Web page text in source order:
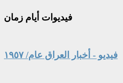
فيديوات أيام زمان
فيديو - أخبار العراق عام/ ١٩٥٧